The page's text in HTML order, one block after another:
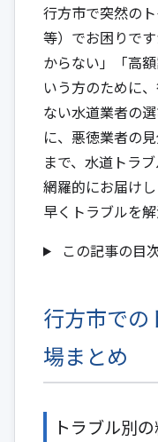
行方市で突然の
等）でお困りで
からない」「高
いう方のために
ない水道業者の
に、悪徳業者の
まで、水道トラ
網羅的にお届けし
早くトラブルを解
この記事の目
行方市での
場まとめ
トラブル別